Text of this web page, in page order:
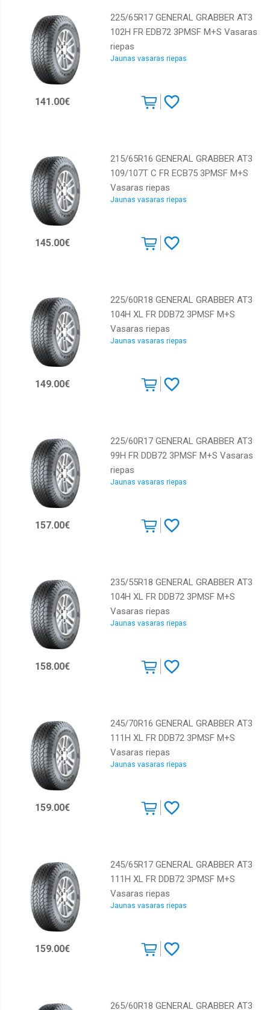
Michelin
Nankang
Nexen
Nokian
Sailun
Starmaxx
Sunny
Winrun
Yokohama
225/65R17 GENERAL GRABBER AT3
102H FR EDB72 3PMSF M+S Vasaras
riepas
Jaunas vasaras riepas
141.00€
215/65R16 GENERAL GRABBER AT3
109/107T C FR ECB75 3PMSF M+S
Vasaras riepas
Jaunas vasaras riepas
145.00€
225/60R18 GENERAL GRABBER AT3
104H XL FR DDB72 3PMSF M+S
Vasaras riepas
Jaunas vasaras riepas
149.00€
225/60R17 GENERAL GRABBER AT3
99H FR DDB72 3PMSF M+S Vasaras
riepas
Jaunas vasaras riepas
157.00€
235/55R18 GENERAL GRABBER AT3
104H XL FR DDB72 3PMSF M+S
Vasaras riepas
Jaunas vasaras riepas
158.00€
245/70R16 GENERAL GRABBER AT3
111H XL FR DDB72 3PMSF M+S
Vasaras riepas
Jaunas vasaras riepas
159.00€
245/65R17 GENERAL GRABBER AT3
111H XL FR DDB72 3PMSF M+S
Vasaras riepas
Jaunas vasaras riepas
159.00€
265/60R18 GENERAL GRABBER AT3